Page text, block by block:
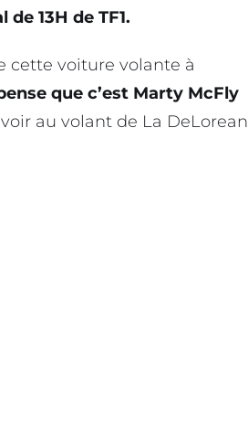
de 13H de TF1.
cette voiture volante à
que c’est Marty McFly
au volant de La DeLorean